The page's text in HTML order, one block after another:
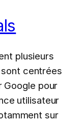
plusieurs
centrées
Google pour
utilisateur
sur